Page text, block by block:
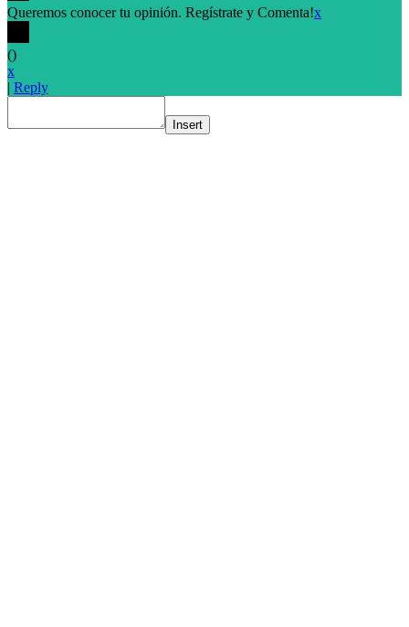
Queremos conocer tu opinión. Regístrate y Comenta!x
()
x
| Reply
Insert